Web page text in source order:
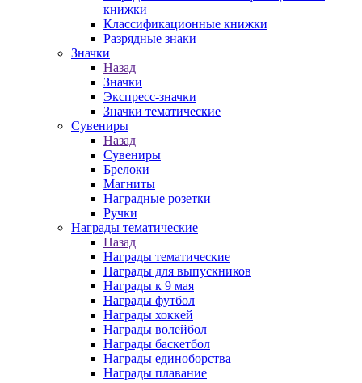
книжки
Классификационные книжки
Разрядные знаки
Значки
Назад
Значки
Экспресс-значки
Значки тематические
Сувениры
Назад
Сувениры
Брелоки
Магниты
Наградные розетки
Ручки
Награды тематические
Назад
Награды тематические
Награды для выпускников
Награды к 9 мая
Награды футбол
Награды хоккей
Награды волейбол
Награды баскетбол
Награды единоборства
Награды плавание